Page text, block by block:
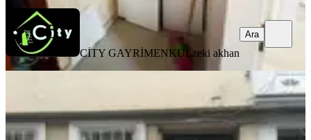
CİTY GAYRİMENKULzeki akhan
Ara
Findikzada Çukurbostan Parkın
Yanin Kiralık 1+1 En Üst Katta
Fatih, Seyyid Ömer Mahallesi